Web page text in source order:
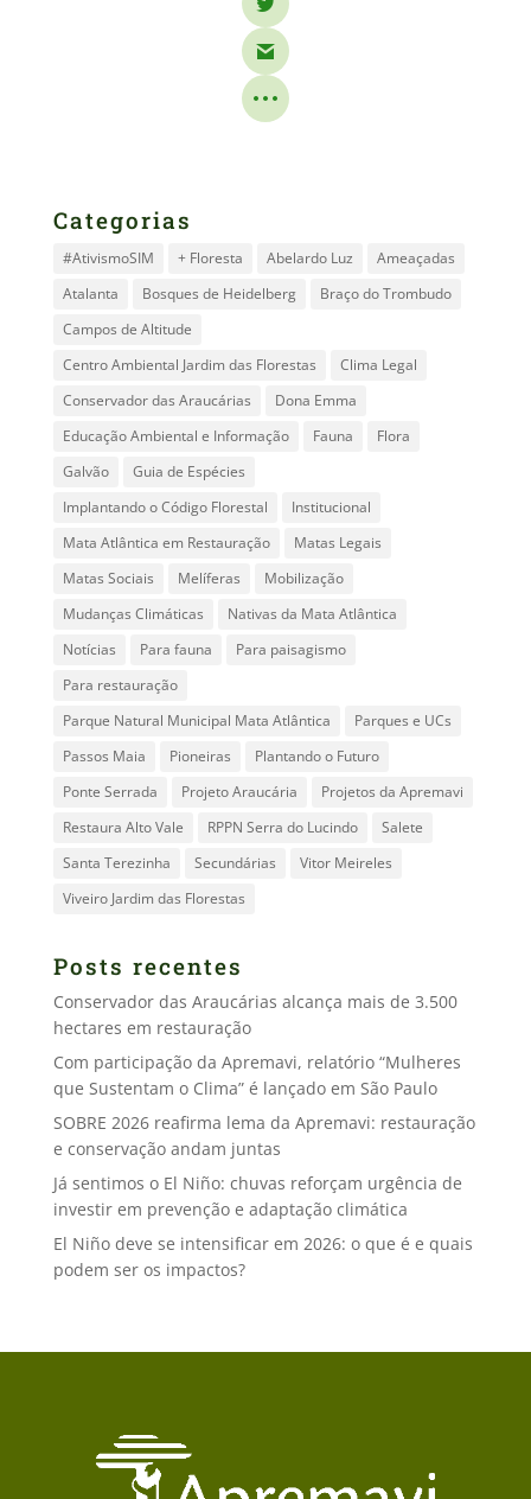
Categorias
#AtivismoSIM + Floresta Abelardo Luz
Ameaçadas
Atalanta
Bosques de Heidelberg
Braço do Trombudo
Campos de Altitude
Centro Ambiental Jardim das Florestas
Clima Legal
Conservador das Araucárias
Dona Emma
Educação Ambiental e Informação
Fauna
Flora
Galvão
Guia de Espécies
Implantando o Código Florestal
Institucional
Mata Atlântica em Restauração
Matas Legais
Matas Sociais
Melíferas
Mobilização
Mudanças Climáticas
Nativas da Mata Atlântica
Notícias
Para fauna
Para paisagismo
Para restauração
Parque Natural Municipal Mata Atlântica
Parques e UCs
Passos Maia
Pioneiras
Plantando o Futuro
Ponte Serrada
Projeto Araucária
Projetos da Apremavi
Restaura Alto Vale
RPPN Serra do Lucindo
Salete
Santa Terezinha
Secundárias
Vitor Meireles
Viveiro Jardim das Florestas
Posts recentes
Conservador das Araucárias alcança mais de 3.500
hectares em restauração
Com participação da Apremavi, relatório “Mulheres
que Sustentam o Clima” é lançado em São Paulo
SOBRE 2026 reafirma lema da Apremavi: restauração
e conservação andam juntas
Já sentimos o El Niño: chuvas reforçam urgência de
investir em prevenção e adaptação climática
El Niño deve se intensificar em 2026: o que é e quais
podem ser os impactos?